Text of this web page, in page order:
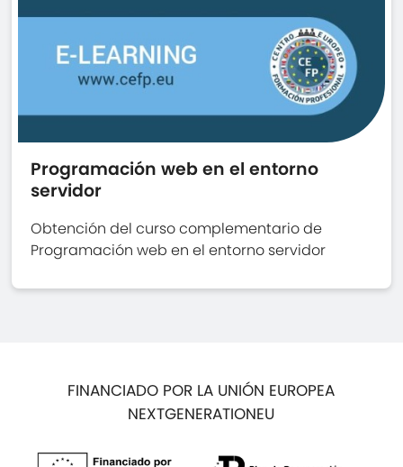
Programación web en el entorno
servidor
Obtención del curso complementario de
Programación web en el entorno servidor
FINANCIADO POR LA UNIÓN EUROPEA
NEXTGENERATIONEU